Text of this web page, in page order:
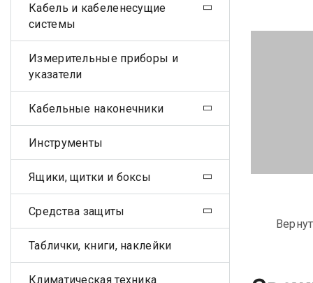
Кабель и кабеленесущие
системы
Измерительные приборы и
указатели
Кабельные наконечники
Инструменты
Ящики, щитки и боксы
Средства защиты
Таблички, книги, наклейки
Климатическая техника